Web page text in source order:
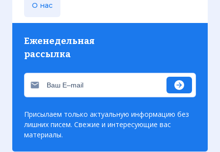
О нас
Еженедельная
рассылка
Присылаем только актуальную информацию без
лишних писем. Свежие и интересующие вас
материалы.